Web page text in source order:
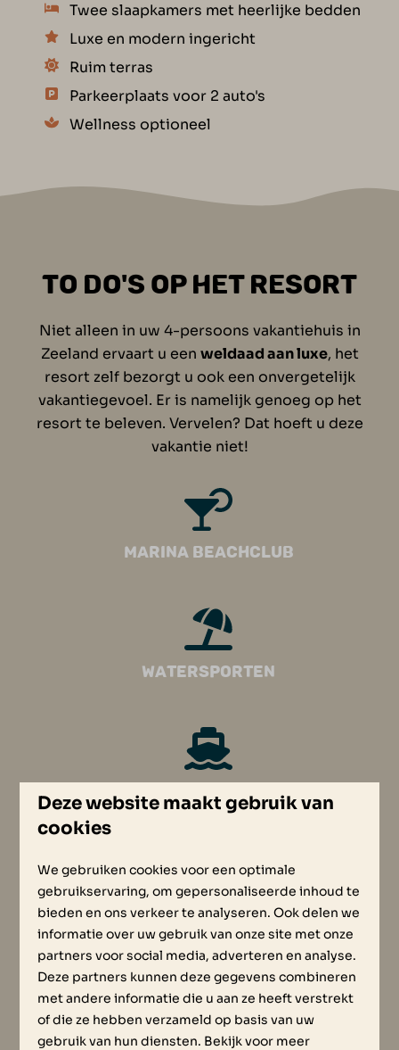
Twee slaapkamers met heerlijke bedden
Luxe en modern ingericht
Ruim terras
Parkeerplaats voor 2 auto's
Wellness optioneel
TO DO'S OP HET RESORT
Niet alleen in uw 4-persoons vakantiehuis in
Zeeland ervaart u een weldaad aan luxe, het
resort zelf bezorgt u ook een onvergetelijk
vakantiegevoel. Er is namelijk genoeg op het
resort te beleven. Vervelen? Dat hoeft u deze
vakantie niet!
Marina Beachclub
Watersporten
the Outback
Wellness
Bootverhuur
Deze website maakt gebruik van
cookies
We gebruiken cookies voor een optimale
gebruikservaring, om gepersonaliseerde inhoud te
bieden en ons verkeer te analyseren. Ook delen we
informatie over uw gebruik van onze site met onze
partners voor social media, adverteren en analyse.
Deze partners kunnen deze gegevens combineren
met andere informatie die u aan ze heeft verstrekt
of die ze hebben verzameld op basis van uw
gebruik van hun diensten. Bekijk voor meer